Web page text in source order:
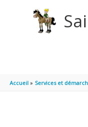
Accueil Services et